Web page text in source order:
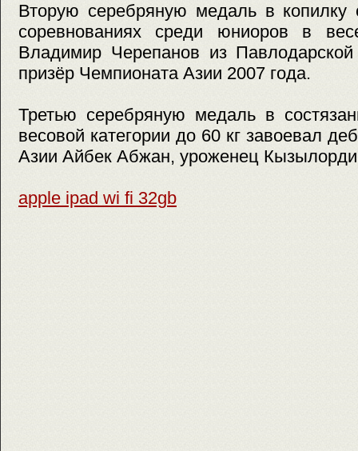
Вторую серебряную медаль в копилку
соревнованиях среди юниоров в
Владимир Черепанов из
призёр Чемпионата Азии 2007 года.
Третью серебряную медаль в
весовой категории до 60 кг завоевал
Азии Айбек Абжан, уроженец
apple ipad wi fi 32gb